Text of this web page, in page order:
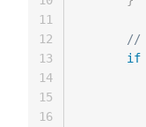
//
if
11
12
13
14
15
16